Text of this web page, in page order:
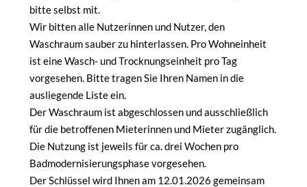
bitte selbst mit.
Wir bitten alle Nutzerinnen und Nutzer, den
Waschraum sauber zu hinterlassen. Pro Wohneinheit
ist eine Wasch- und Trocknungseinheit pro Tag
vorgesehen. Bitte tragen Sie Ihren Namen in die
ausliegende Liste ein.
Der Waschraum ist abgeschlossen und ausschließlich
für die betroffenen Mieterinnen und Mieter zugänglich.
Die Nutzung ist jeweils für ca. drei Wochen pro
Badmodernisierungsphase vorgesehen.
Der Schlüssel wird Ihnen am 12.01.2026 gemeinsam